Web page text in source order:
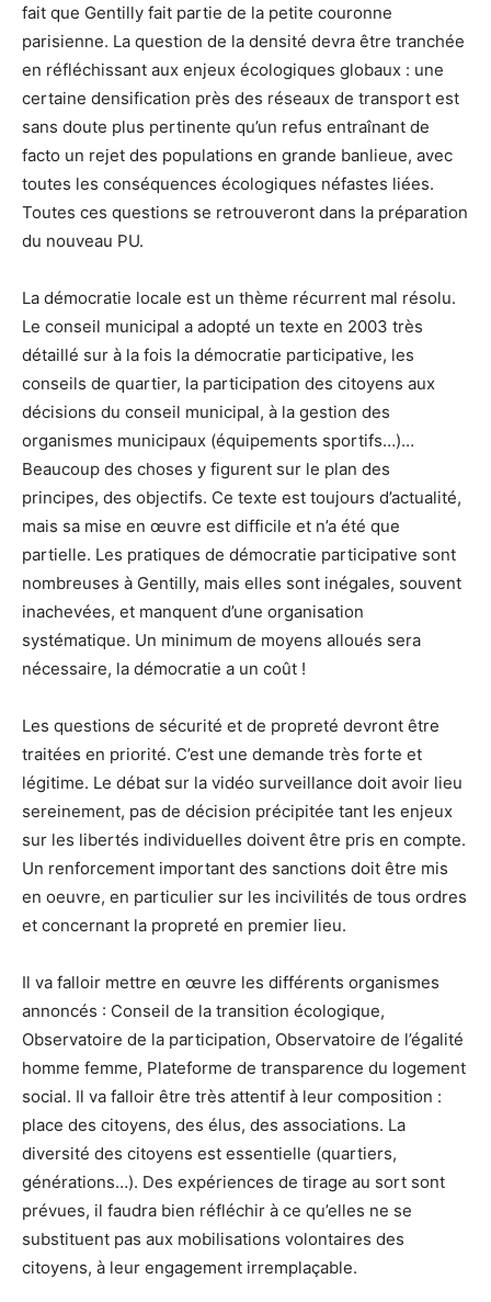
fait que Gentilly fait partie de la petite couronne
parisienne. La question de la densité devra être tranchée
en réfléchissant aux enjeux écologiques globaux : une
certaine densification près des réseaux de transport est
sans doute plus pertinente qu’un refus entraînant de
facto un rejet des populations en grande banlieue, avec
toutes les conséquences écologiques néfastes liées.
Toutes ces questions se retrouveront dans la préparation
du nouveau PU.
La démocratie locale est un thème récurrent mal résolu.
Le conseil municipal a adopté un texte en 2003 très
détaillé sur à la fois la démocratie participative, les
conseils de quartier, la participation des citoyens aux
décisions du conseil municipal, à la gestion des
organismes municipaux (équipements sportifs…)…
Beaucoup des choses y figurent sur le plan des
principes, des objectifs. Ce texte est toujours d’actualité,
mais sa mise en œuvre est difficile et n’a été que
partielle. Les pratiques de démocratie participative sont
nombreuses à Gentilly, mais elles sont inégales, souvent
inachevées, et manquent d’une organisation
systématique. Un minimum de moyens alloués sera
nécessaire, la démocratie a un coût !
Les questions de sécurité et de propreté devront être
traitées en priorité. C’est une demande très forte et
légitime. Le débat sur la vidéo surveillance doit avoir lieu
sereinement, pas de décision précipitée tant les enjeux
sur les libertés individuelles doivent être pris en compte.
Un renforcement important des sanctions doit être mis
en oeuvre, en particulier sur les incivilités de tous ordres
et concernant la propreté en premier lieu.
Il va falloir mettre en œuvre les différents organismes
annoncés : Conseil de la transition écologique,
Observatoire de la participation, Observatoire de l’égalité
homme femme, Plateforme de transparence du logement
social. Il va falloir être très attentif à leur composition :
place des citoyens, des élus, des associations. La
diversité des citoyens est essentielle (quartiers,
générations…). Des expériences de tirage au sort sont
prévues, il faudra bien réfléchir à ce qu’elles ne se
substituent pas aux mobilisations volontaires des
citoyens, à leur engagement irremplaçable.